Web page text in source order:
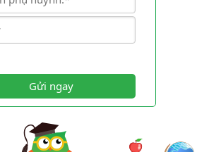
Gửi ngay